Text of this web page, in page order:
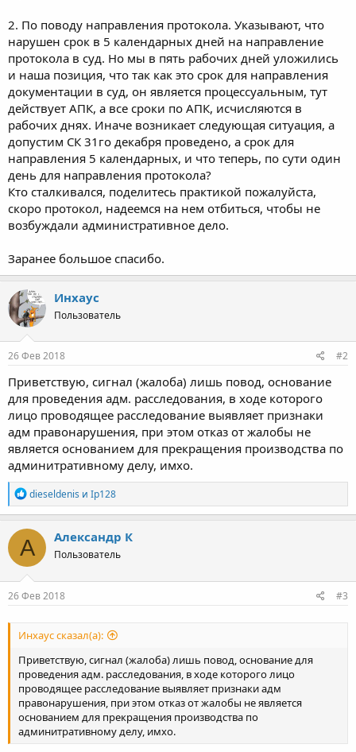
2. По поводу направления протокола. Указывают, что
нарушен срок в 5 календарных дней на направление
протокола в суд. Но мы в пять рабочих дней уложились
и наша позиция, что так как это срок для направления
документации в суд, он является процессуальным, тут
действует АПК, а все сроки по АПК, исчисляются в
рабочих днях. Иначе возникает следующая ситуация, а
допустим СК 31го декабря проведено, а срок для
направления 5 календарных, и что теперь, по сути один
день для направления протокола?
Кто сталкивался, поделитесь практикой пожалуйста,
скоро протокол, надеемся на нем отбиться, чтобы не
возбуждали административное дело.
Заранее большое спасибо.
Инхаус
Пользователь
26 Фев 2018 #2
Приветствую, сигнал (жалоба) лишь повод, основание
для проведения адм. расследования, в ходе которого
лицо проводящее расследование выявляет признаки
адм правонарушения, при этом отказ от жалобы не
является основанием для прекращения производства по
админитративному делу, имхо.
Р
е
а
к
ц
и
и
:
dieseldenis и Ip128
А Александр К
Пользователь
26 Фев 2018 #3
Инхаус сказал(а):
Приветствую, сигнал (жалоба) лишь повод, основание для
проведения адм. расследования, в ходе которого лицо
проводящее расследование выявляет признаки адм
правонарушения, при этом отказ от жалобы не является
основанием для прекращения производства по
админитративному делу, имхо.